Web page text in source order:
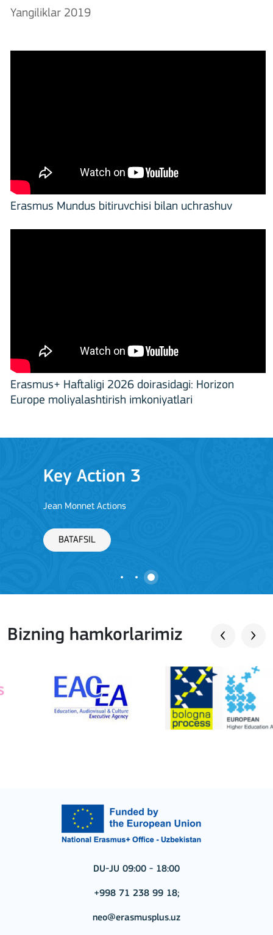
Yangiliklar 2019
Erasmus Mundus bitiruvchisi bilan uchrashuv
Erasmus+ Haftaligi 2026 doirasidagi: Horizon
Europe moliyalashtirish imkoniyatlari
Key Action 3
Jean Monnet Actions
BATAFSIL
Bizning hamkorlarimiz
DU-JU 09:00 - 18:00
+998 71 238 99 18;
neo@erasmusplus.uz